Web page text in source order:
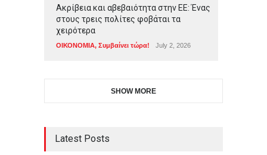
Ακρίβεια και αβεβαιότητα στην ΕΕ: Ένας
στους τρεις πολίτες φοβάται τα
χειρότερα
ΟΙΚΟΝΟΜΙΑ, Συμβαίνει τώρα! July 2, 2026
SHOW MORE
Latest Posts